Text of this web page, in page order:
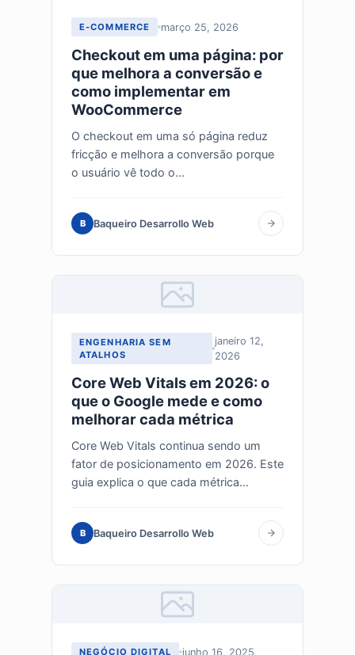
E-COMMERCE março 25, 2026
Checkout em uma página: por
que melhora a conversão e
como implementar em
WooCommerce
O checkout em uma só página reduz
fricção e melhora a conversão porque
o usuário vê todo o...
B Baqueiro Desarrollo Web
ENGENHARIA SEM
ATALHOS
janeiro 12,
2026
Core Web Vitals em 2026: o
que o Google mede e como
melhorar cada métrica
Core Web Vitals continua sendo um
fator de posicionamento em 2026. Este
guia explica o que cada métrica...
B Baqueiro Desarrollo Web
NEGÓCIO DIGITAL junho 16, 2025